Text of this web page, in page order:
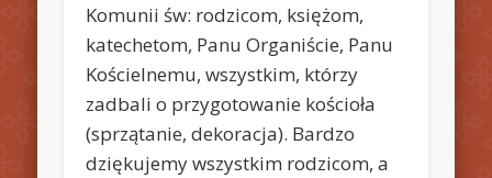
Komunii św: rodzicom, księżom,
katechetom, Panu Organiście, Panu
Kościelnemu, wszystkim, którzy
zadbali o przygotowanie kościoła
(sprzątanie, dekoracja). Bardzo
dziękujemy wszystkim rodzicom, a